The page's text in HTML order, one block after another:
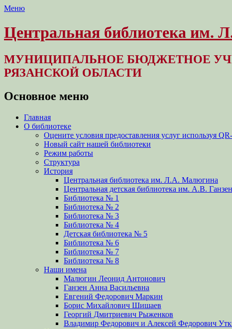
Меню
Центральная библиотека им.
МУНИЦИПАЛЬНОЕ БЮДЖЕТНОЕ
РЯЗАНСКОЙ ОБЛАСТИ
Основное меню
Перейти
содержимому
Главная
О библиотеке
Оцените условия предоставления услуг используя
Новый сайт нашей библиотеки
Режим работы
Структура
История
Центральная библиотека им. Л.А. Малюгина
Центральная детская библиотека им. А.В. Ганзен
Библиотека № 1
Библиотека № 2
Библиотека № 3
Библиотека № 4
Детская библиотека № 5
Библиотека № 6
Библиотека № 7
Библиотека № 8
Наши имена
Малюгин Леонид Антонович
Ганзен Анна Васильевна
Евгений Федорович Маркин
Борис Михайлович Шишаев
Георгий Дмитриевич Рыженков
Владимир Федорович и Алексей Федорович